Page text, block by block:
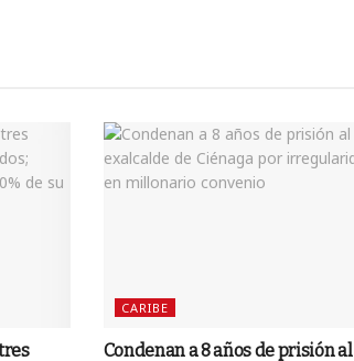
CARIBE
Condenan a 8 años de prisión al